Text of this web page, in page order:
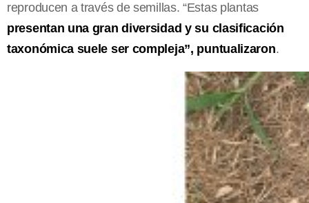
reproducen a través de semillas. “Estas plantas
presentan una gran diversidad y su clasificación
taxonómica suele ser compleja”, puntualizaron.